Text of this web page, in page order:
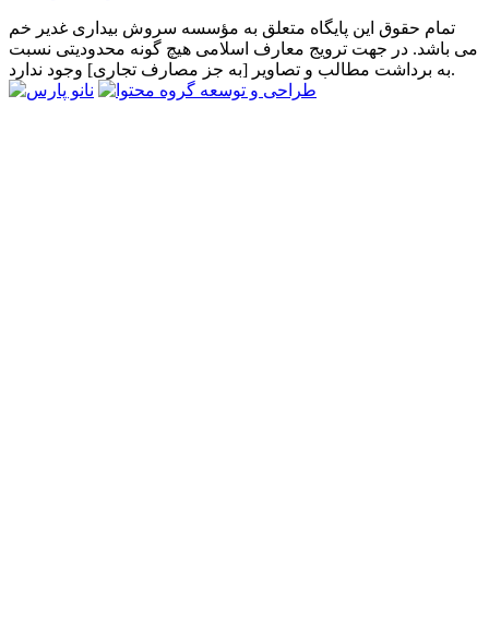
تمام حقوق این پایگاه متعلق به مؤسسه سروش بیداری غدیر خم
می باشد. در جهت ترویج معارف اسلامی هیچ گونه محدودیتی نسبت
به برداشت مطالب و تصاویر [به جز مصارف تجاری] وجود ندارد.